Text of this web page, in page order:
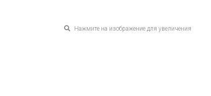
Нажмите на изображение для увеличения